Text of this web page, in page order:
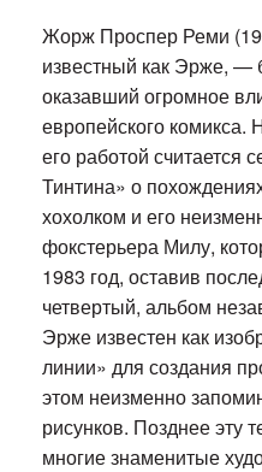
Жорж Проспер Реми
известный как Эрже, —
оказавший огромное
европейского
его работой считается
Тинтина» о
хохолком и его
фокстерьера Милу,
1983 год, оставив
четвертый, альбом
Эрже известен как
линии» для создания
этом неизменно
рисунков. Позднее эту
многие знаменитые